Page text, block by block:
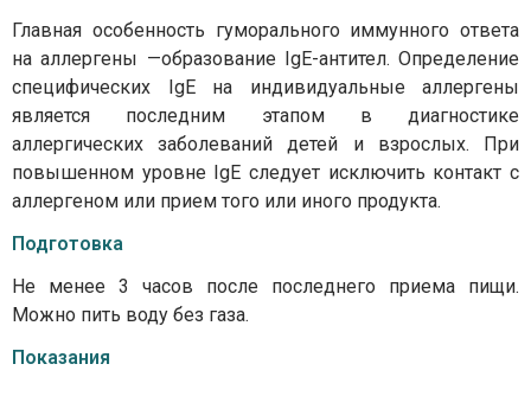
Главная особенность гуморального иммунного ответа
на аллергены —образование IgE-антител. Определение
специфических IgE на индивидуальные аллергены
является последним этапом в диагностике
аллергических заболеваний детей и взрослых. При
повышенном уровне IgE следует исключить контакт с
аллергеном или прием того или иного продукта.
Подготовка
Не менее 3 часов после последнего приема пищи.
Можно пить воду без газа.
Показания